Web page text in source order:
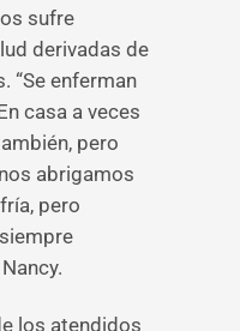
sufre
derivadas de
“Se enferman
casa a veces
pero
abrigamos
pero
los atendidos